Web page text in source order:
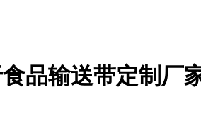
食品输送带定制厂